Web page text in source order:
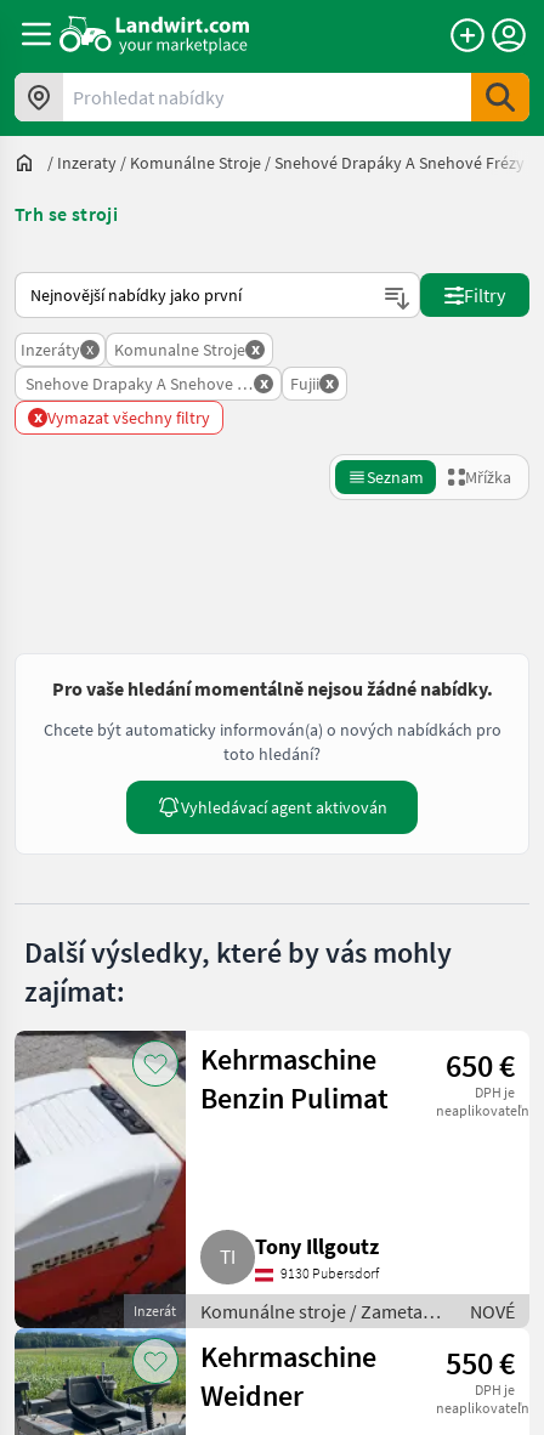
Prohledat nabídky
/ Inzeraty / Komunálne Stroje /Snehové Drapáky A Snehové Frézy
Trh se stroji
Takto se řadí nabídky na Landwirt.com
Filtry
Inzeráty x Komunalne Stroje x
Snehove Drapaky A Snehove Frezy
x Fujii x
x Vymazat všechny filtry
Seznam Mřížka
Pro vaše hledání momentálně nejsou žádné nabídky.
Chcete být automaticky informován(a) o nových nabídkách pro
toto hledání?
Vyhledávací agent aktivován
Další výsledky, které by vás mohly
zajímat:
Inzerát
Kehrmaschine
Benzin Pulimat
650 €
DPH je
neaplikovateľné
Tony Illgoutz
9130 Pubersdorf
Komunálne stroje / Zametací
stroj
NOVÉ
Kehrmaschine
Weidner
550 €
DPH je
neaplikovateľné